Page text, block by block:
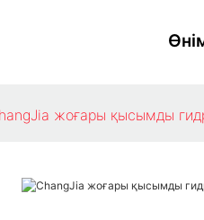
жоғары қысымды